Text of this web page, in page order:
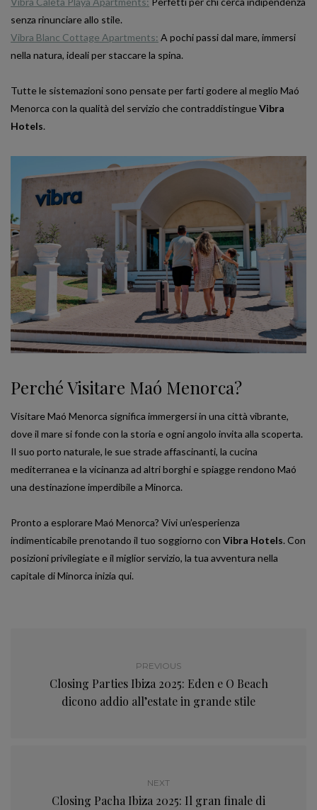
senza rinunciare allo stile.
Vibra Blanc Cottage Apartments: A pochi passi dal mare, immersi
nella natura, ideali per staccare la spina.
Tutte le sistemazioni sono pensate per farti godere al meglio Maó
Menorca con la qualità del servizio che contraddistingueVibra
Hotels.
Perché Visitare Maó Menorca?
Visitare Maó Menorca significa immergersi in una città vibrante,
dove il mare si fonde con la storia e ogni angolo invita alla scoperta.
Il suo porto naturale, le sue strade affascinanti, la cucina
mediterranea e la vicinanza ad altri borghi e spiagge rendono Maó
una destinazione imperdibile a Minorca.
Pronto a esplorare Maó Menorca? Vivi un’esperienza
indimenticabile prenotando il tuo soggiorno con Vibra Hotels. Con
posizioni privilegiate e il miglior servizio, la tua avventura nella
capitale di Minorca inizia qui.
PREVIOUS
Closing Parties Ibiza 2025: Eden e O Beach
dicono addio all’estate in grande stile
NEXT
Closing Pacha Ibiza 2025: Il gran finale di